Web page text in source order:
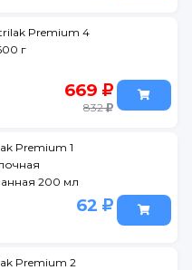
Premium 4
г
669
832
Premium 1
200 мл
62
Premium 2